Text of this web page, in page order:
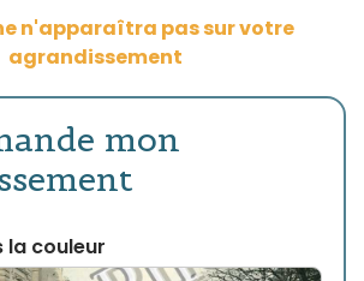
n'apparaîtra pas sur votre
agrandissement
mon
la couleur